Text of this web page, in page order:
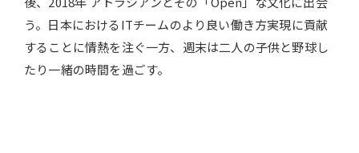
う。日本におけるITチームのより良い働き方実現に貢献
することに情熱を注ぐ一方、週末は二人の子供と野球し
たり一緒の時間を過ごす。